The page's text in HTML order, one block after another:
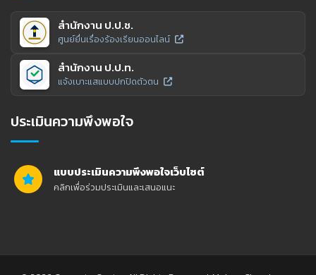
สำนักงาน ป.ป.ช.
ศูนย์ยื่นเรื่องร้องเรียนออนไลน์
สำนักงาน ป.ป.ท.
แจ้งเบาะแสแบบปกปิดตัวตน
ประเมินความพึงพอใจ
แบบประเมินความพึงพอใจเว็บไซต์
คลิกเพื่อร่วมประเมินและเสนอแนะ